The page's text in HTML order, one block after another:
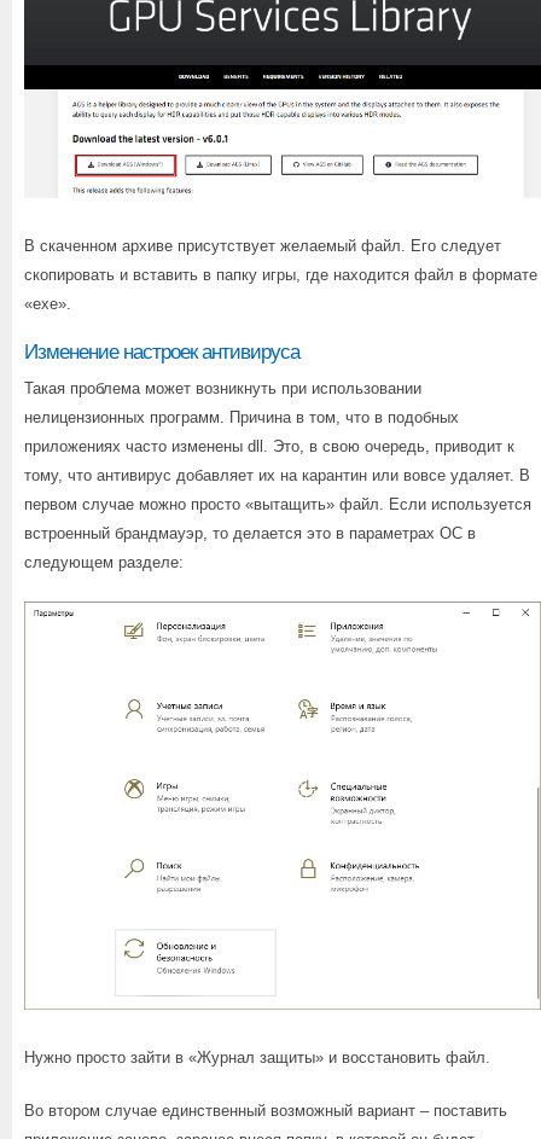
В скаченном архиве присутствует желаемый файл. Его следует
скопировать и вставить в папку игры, где находится файл в формате
«exe».
Изменение настроек антивируса
Такая проблема может возникнуть при использовании
нелицензионных программ. Причина в том, что в подобных
приложениях часто изменены dll. Это, в свою очередь, приводит к
тому, что антивирус добавляет их на карантин или вовсе удаляет. В
первом случае можно просто «вытащить» файл. Если используется
встроенный брандмауэр, то делается это в параметрах ОС в
следующем разделе:
Нужно просто зайти в «Журнал защиты» и восстановить файл.
Во втором случае единственный возможный вариант – поставить